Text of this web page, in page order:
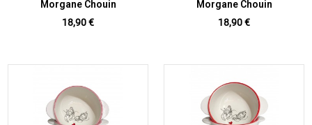
Morgane Chouin
Prix
18,90 €
Morgane Chouin
Prix
18,90 €